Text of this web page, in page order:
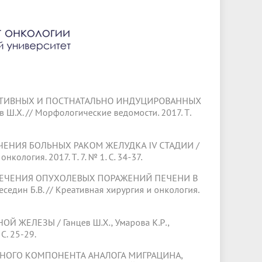
организации
Карта сайта
Государственная итоговая аттестация
Внутренняя оценка качества
олимпиада по хирургии с
международным участием
Электронная учебная библиотека
Аккредитация специалиста
Наставничество в сфере
Грантовые фонды
НИИ кардиологии
Выпускники БГМУ – ветераны ВОВ
Юбиляры
«МЕДМОЛ»
И ПОСТНАТАЛЬНО ИНДУЦИРОВАННЫХ
// Морфологические ведомости. 2017. Т.
БОЛЬНЫХ РАКОМ ЖЕЛУДКА IV СТАДИИ /
2017. Т. 7. № 1. С. 34-37.
ОПУХОЛЕВЫХ ПОРАЖЕНИЙ ПЕЧЕНИ В
Б.В. // Креативная хирургия и онкология.
/ Ганцев Ш.Х., Умарова К.Р.,
25-29.
КОМПОНЕНТА АНАЛОГА МИГРАЦИНА,